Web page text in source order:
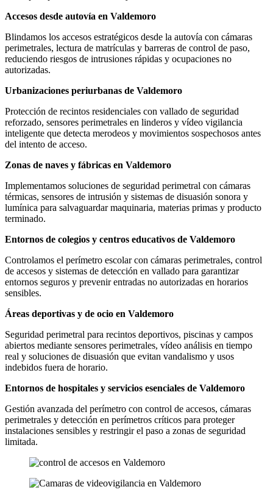
Accesos desde autovía en Valdemoro
Blindamos los accesos estratégicos desde la autovía con cámaras
perimetrales, lectura de matrículas y barreras de control de paso,
reduciendo riesgos de intrusiones rápidas y ocupaciones no
autorizadas.
Urbanizaciones periurbanas de Valdemoro
Protección de recintos residenciales con vallado de seguridad
reforzado, sensores perimetrales en linderos y vídeo vigilancia
inteligente que detecta merodeos y movimientos sospechosos antes
del intento de acceso.
Zonas de naves y fábricas en Valdemoro
Implementamos soluciones de seguridad perimetral con cámaras
térmicas, sensores de intrusión y sistemas de disuasión sonora y
lumínica para salvaguardar maquinaria, materias primas y producto
terminado.
Entornos de colegios y centros educativos de Valdemoro
Controlamos el perímetro escolar con cámaras perimetrales, control
de accesos y sistemas de detección en vallado para garantizar
entornos seguros y prevenir entradas no autorizadas en horarios
sensibles.
Áreas deportivas y de ocio en Valdemoro
Seguridad perimetral para recintos deportivos, piscinas y campos
abiertos mediante sensores perimetrales, vídeo análisis en tiempo
real y soluciones de disuasión que evitan vandalismo y usos
indebidos fuera de horario.
Entornos de hospitales y servicios esenciales de Valdemoro
Gestión avanzada del perímetro con control de accesos, cámaras
perimetrales y detección en perímetros críticos para proteger
instalaciones sensibles y restringir el paso a zonas de seguridad
limitada.